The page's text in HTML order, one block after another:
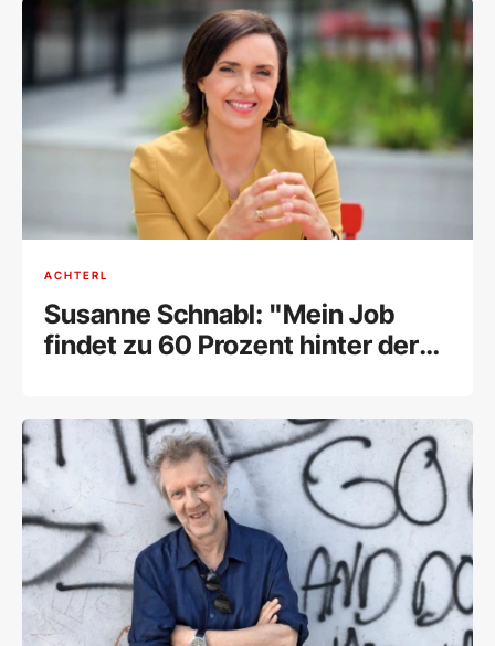
ACHTERL
Susanne Schnabl: "Mein Job
findet zu 60 Prozent hinter der